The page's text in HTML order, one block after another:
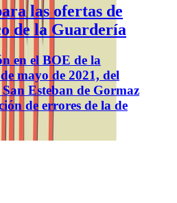
las ofertas de
de la Guardería
en el BOE de la
mayo de 2021, del
Esteban de Gormaz
de errores de la de